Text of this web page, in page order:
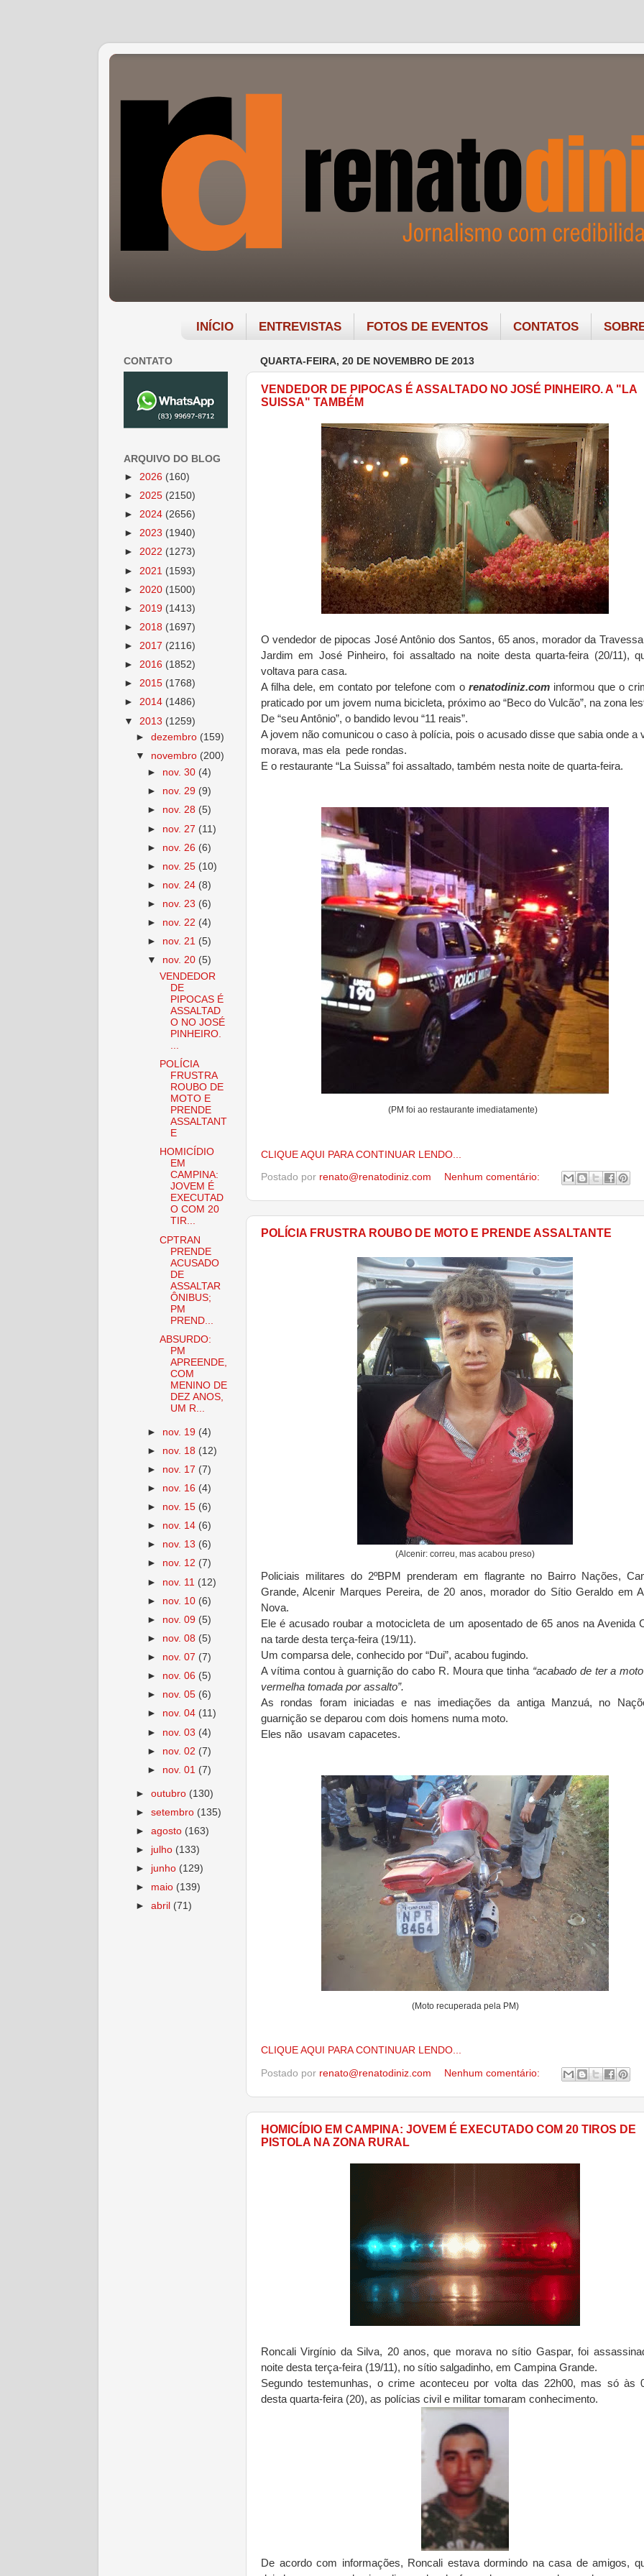
INÍCIO ENTREVISTAS FOTOS DE EVENTOS CONTATOS
QUARTA-FEIRA, 20 DE NOVEMBRO DE 2013
VENDEDOR DE PIPOCAS É ASSALTADO NO JOSÉ PINHEIRO. A "LA
SUISSA" TAMBÉM
O vendedor de pipocas José Antônio dos Santos, 65 anos, morador da
Jardim em José Pinheiro, foi assaltado na noite desta quarta-feira (20/11),
voltava para casa.
A filha dele, em contato por telefone com o renatodiniz.com informou que o
praticado por um jovem numa bicicleta, próximo ao “Beco do Vulcão”, na zona
De “seu Antônio”, o bandido levou “11 reais”.
A jovem não comunicou o caso à polícia, pois o acusado disse que sabia onde a
morava, mas ela pede rondas.
E o restaurante “La Suissa” foi assaltado, também nesta noite de quarta-feira.
(PM foi ao restaurante imediatamente)
CLIQUE AQUI PARA CONTINUAR LENDO...
Postado por renato@renatodiniz.com Nenhum comentário:
POLÍCIA FRUSTRA ROUBO DE MOTO E PRENDE ASSALTANTE
(Alcenir: correu, mas acabou preso)
Policiais militares do 2ºBPM prenderam em flagrante no Bairro Nações,
Grande, Alcenir Marques Pereira, de 20 anos, morador do Sítio Geraldo em
Nova.
Ele é acusado roubar a motocicleta de um aposentado de 65 anos na Avenida
na tarde desta terça-feira (19/11).
Um comparsa dele, conhecido por “Dui”, acabou fugindo.
A vítima contou à guarnição do cabo R. Moura que tinha “acabado de ter a
vermelha tomada por assalto”.
As rondas foram iniciadas e nas imediações da antiga Manzuá, no
guarnição se deparou com dois homens numa moto.
Eles não usavam capacetes.
(Moto recuperada pela PM)
CLIQUE AQUI PARA CONTINUAR LENDO...
Postado por renato@renatodiniz.com Nenhum comentário:
HOMICÍDIO EM CAMPINA: JOVEM É EXECUTADO COM 20 TIROS DE
PISTOLA NA ZONA RURAL
Roncali Virgínio da Silva, 20 anos, que morava no sítio Gaspar, foi
noite desta terça-feira (19/11), no sítio salgadinho, em Campina Grande.
Segundo testemunhas, o crime aconteceu por volta das 22h00, mas só às
desta quarta-feira (20), as polícias civil e militar tomaram conhecimento.
De acordo com informações, Roncali estava dormindo na casa de amigos,
CONTATO
ARQUIVO DO BLOG
► 2026 (160)
► 2025 (2150)
► 2024 (2656)
► 2023 (1940)
► 2022 (1273)
► 2021 (1593)
► 2020 (1500)
► 2019 (1413)
► 2018 (1697)
► 2017 (2116)
► 2016 (1852)
► 2015 (1768)
► 2014 (1486)
▼ 2013 (1259)
►dezembro (159)
▼ novembro (200)
► nov. 30 (4)
► nov. 29 (9)
► nov. 28 (5)
► nov. 27 (11)
► nov. 26 (6)
► nov. 25 (10)
► nov. 24 (8)
► nov. 23 (6)
► nov. 22 (4)
► nov. 21 (5)
▼ nov. 20 (5)
VENDEDOR
DE
PIPOCAS É
ASSALTAD
O NO JOSÉ
PINHEIRO.
...
POLÍCIA
FRUSTRA
ROUBO DE
MOTO E
PRENDE
ASSALTANT
E
HOMICÍDIO
EM
CAMPINA:
JOVEM É
EXECUTAD
O COM 20
TIR...
CPTRAN
PRENDE
ACUSADO
DE
ASSALTAR
ÔNIBUS;
PM
PREND...
ABSURDO:
PM
APREENDE,
COM
MENINO DE
DEZ ANOS,
UM R...
► nov. 19 (4)
► nov. 18 (12)
► nov. 17 (7)
► nov. 16 (4)
► nov. 15 (6)
► nov. 14 (6)
► nov. 13 (6)
► nov. 12 (7)
► nov. 11 (12)
► nov. 10 (6)
► nov. 09 (5)
► nov. 08 (5)
► nov. 07 (7)
► nov. 06 (5)
► nov. 05 (6)
► nov. 04 (11)
► nov. 03 (4)
► nov. 02 (7)
► nov. 01 (7)
►outubro (130)
►setembro (135)
►agosto (163)
► julho (133)
► junho (129)
► maio (139)
►abril (71)